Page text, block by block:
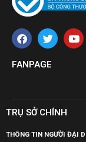
FANPAGE
TRỤ SỞ CHÍNH
THÔNG TIN NGƯỜI ĐẠI